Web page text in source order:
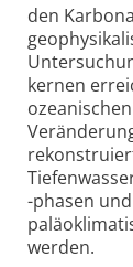
den
kernen
-phasen
werden.